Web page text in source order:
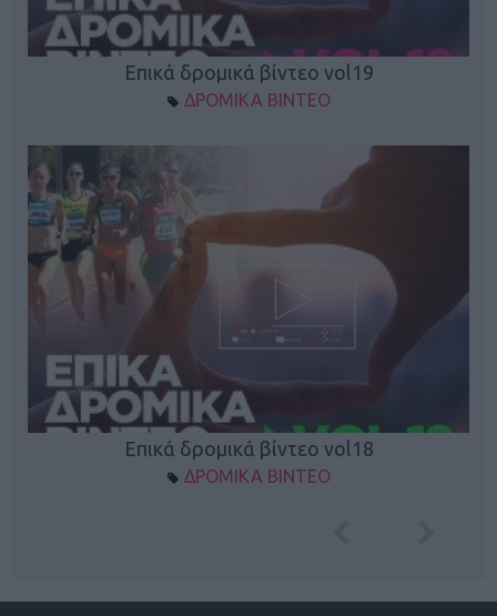
Επικά δρομικά βίντεο vol19
ΔΡΟΜΙΚΑ ΒΙΝΤΕΟ
Επικά δρομικά βίντεο vol18
ΔΡΟΜΙΚΑ ΒΙΝΤΕΟ